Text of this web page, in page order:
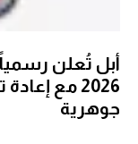
2026 مع
جوهرية